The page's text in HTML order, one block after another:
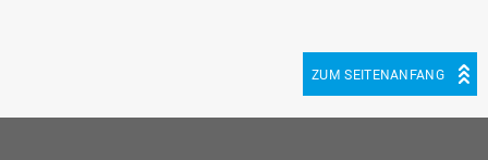
ZUM SEITENANFANG